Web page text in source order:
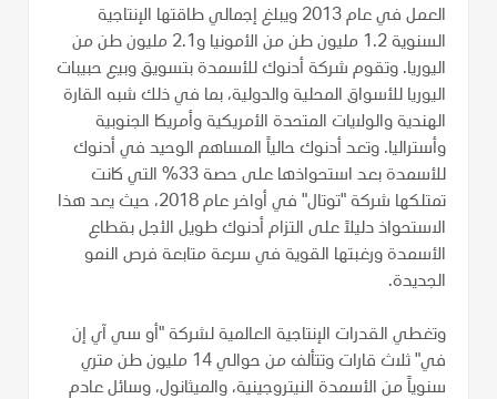
العمل في عام 2013 ويبلغ إجمالي طاقتها الإنتاجية
السنوية 1.2 مليون طن من الأمونيا و2.1 مليون طن من
اليوريا. وتقوم شركة أدنوك للأسمدة بتسويق وبيع حبيبات
اليوريا للأسواق المحلية والدولية، بما في ذلك شبه القارة
الهندية والولايات المتحدة الأمريكية وأمريكا الجنوبية
وأستراليا. وتعد أدنوك حالياً المساهم الوحيد في أدنوك
للأسمدة بعد استحواذها على حصة 33% التي كانت
تمتلكها شركة "توتال" في أواخر عام 2018، حيث يعد هذا
الاستحواذ دليلاً على التزام أدنوك طويل الأجل بقطاع
الأسمدة ورغبتها القوية في سرعة متابعة فرص النمو
الجديدة.
وتغطي القدرات الإنتاجية العالمية لشركة "أو سي آي إن
في" ثلاث قارات وتتألف من حوالي 14 مليون طن متري
سنوياً من الأسمدة النيتروجينية، والميثانول، وسائل عادم